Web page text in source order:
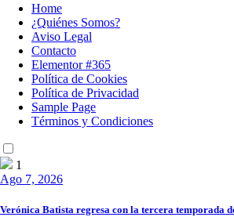
Home
¿Quiénes Somos?
Aviso Legal
Contacto
Elementor #365
Política de Cookies
Política de Privacidad
Sample Page
Términos y Condiciones
1
Ago 7, 2026
Verónica Batista regresa con la tercera temporada